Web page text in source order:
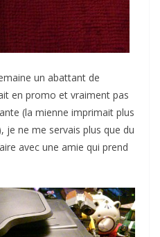
un abattant de
en promo et vraiment pas
(la mienne imprimait plus
je ne me servais plus que du
avec une amie qui prend